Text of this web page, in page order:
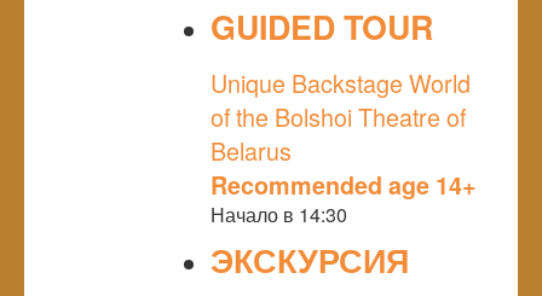
GUIDED TOUR
Unique Backstage World
of the Bolshoi Theatre of
Belarus
Recommended age 14+
Начало в 14:30
ЭКСКУРСИЯ